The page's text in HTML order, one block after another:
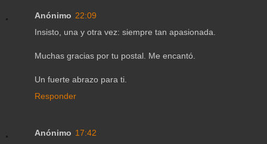
Anónimo 22:09
Insisto, una y otra vez: siempre tan apasionada.
Muchas gracias por tu postal. Me encantó.
Un fuerte abrazo para ti.
Responder
Anónimo 17:42